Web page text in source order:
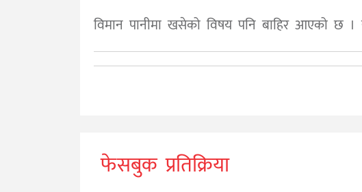
विमान पानीमा खसेको विषय पनि बाहिर आएको छ
फेसबुक प्रतिक्रिया